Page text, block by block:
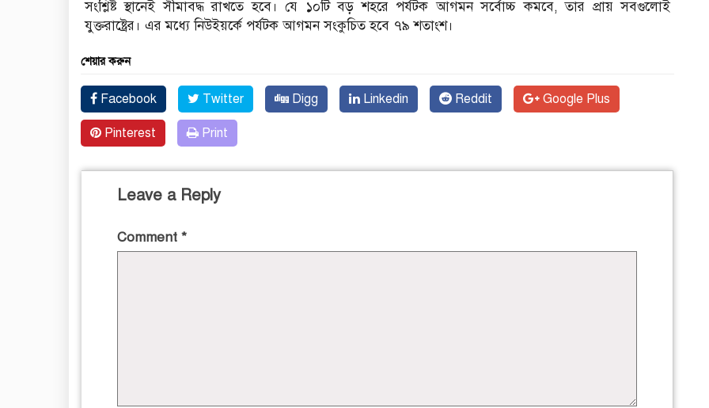
সংশ্লিষ্ট স্থানেই সীমাবদ্ধ রাখতে হবে। যে ১০টি বড় শহরে পর্যটক আগমন সর্বোচ্চ কমবে, তার প্রায় সবগুলোই
যুক্তরাষ্ট্রের। এর মধ্যে নিউইয়র্কে পর্যটক আগমন সংকুচিত হবে ৭৯ শতাংশ।
শেয়ার করুন
Facebook Twitter Digg Linkedin Reddit Google Plus
Pinterest Print
Leave a Reply
Comment *